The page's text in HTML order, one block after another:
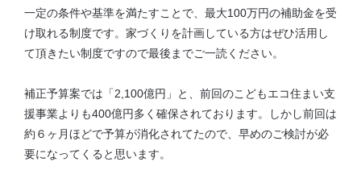
一定の条件や基準を満たすことで、最大100万円の補助金を受
け取れる制度です。家づくりを計画している方はぜひ活用し
て頂きたい制度ですので最後までご一読ください。
補正予算案では「2,100億円」と、前回のこどもエコ住まい支
援事業よりも400億円多く確保されております。しかし前回は
約６ヶ月ほどで予算が消化されてたので、早めのご検討が必
要になってくると思います。